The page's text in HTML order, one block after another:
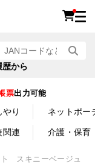
歴から
票出力可能
やり ネットポー
関連 介護・保育
スキニーベージュ